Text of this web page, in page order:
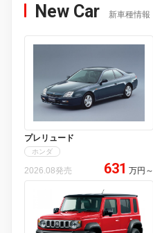
New Car 新車種情報
プレリュード
ホンダ
2026.08発売 631 万円 ～